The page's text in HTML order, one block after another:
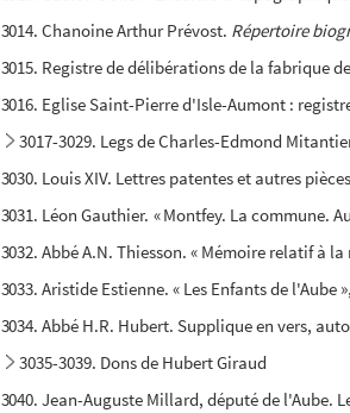
3014. Chanoine Arthur Prévost. Répertoire
3015. Registre de délibérations de la fabrique
3016. Eglise Saint-Pierre d'Isle-Aumont :
3017-3029. Legs de Charles-Edmond
3030. Louis XIV. Lettres patentes et autres
3031. Léon Gauthier. « Montfey. La commune.
3032. Abbé A.N. Thiesson. « Mémoire relatif à
3033. Aristide Estienne. « Les Enfants de l'Aube
3034. Abbé H.R. Hubert. Supplique en vers,
3035-3039. Dons de Hubert Giraud
3040. Jean-Auguste Millard, député de l'Aube.